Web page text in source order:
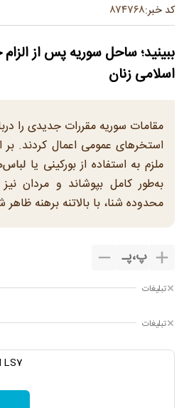
کد خبر:۸۷۴۷۶۸
ببینید؛ ساحل سوریه پس از
اسلامی زنان
مقامات سوریه مقررات جدیدی را
استخرهای عمومی اعمال کردند.
ملزم به استفاده از بورکینی یا
به‌طور کامل بپوشاند و مردان نیز
محدوده شنا، با بالا‌تنه برهنه ظاهر
پ،پـ
تبلیغات
تبلیغات